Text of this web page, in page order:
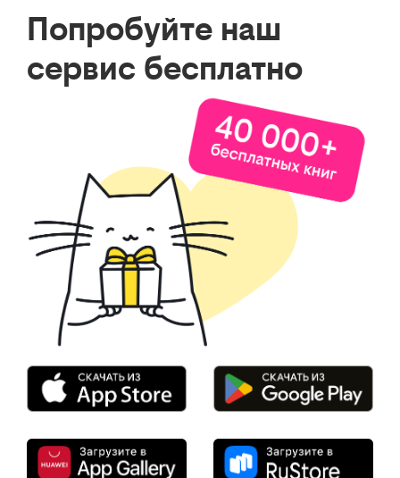
Попробуйте наш
сервис бесплатно